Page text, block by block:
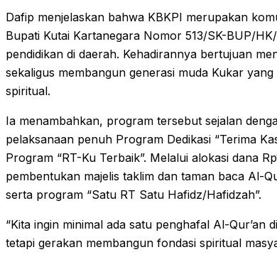
Dafip menjelaskan bahwa KBKPI merupakan
Bupati Kutai Kartanegara Nomor 513/SK-BUP/
pendidikan di daerah. Kehadirannya bertujuan
sekaligus membangun generasi muda Kukar
spiritual.
Ia menambahkan, program tersebut sejalan
pelaksanaan penuh Program Dedikasi “Terima
Program “RT-Ku Terbaik”. Melalui alokasi dana
pembentukan majelis taklim dan taman baca Al-
serta program “Satu RT Satu Hafidz/Hafidzah”.
“Kita ingin minimal ada satu penghafal Al-Qur’an
tetapi gerakan membangun fondasi spiritual